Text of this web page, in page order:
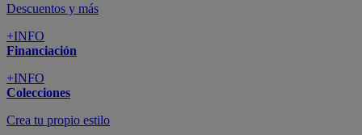
Descuentos y más
+INFO
Financiación
+INFO
Colecciones
Crea tu propio estilo